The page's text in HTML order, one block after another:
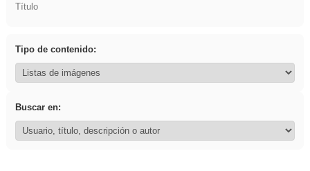
Título
Tipo de contenido:
Buscar en: